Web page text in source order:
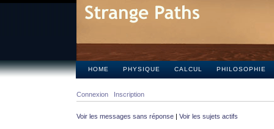
HOME PHYSIQUE CALCUL PHILOSOPHIE
Connexion Inscription
Voir les messages sans réponse | Voir les sujets actifs